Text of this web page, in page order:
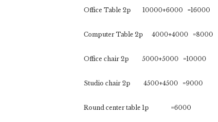
Office Table 2p 10000+6000 =16000
Computer Table 2p 4000+4000 =8000
Office chair 2p 5000+5000 =10000
Studio chair 2p 4500+4500 =9000
Round center table 1p =6000